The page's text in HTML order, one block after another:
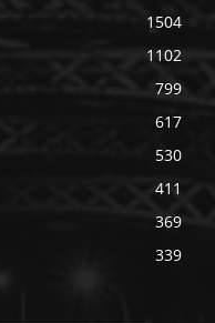
1504
1102
799
617
530
411
369
339